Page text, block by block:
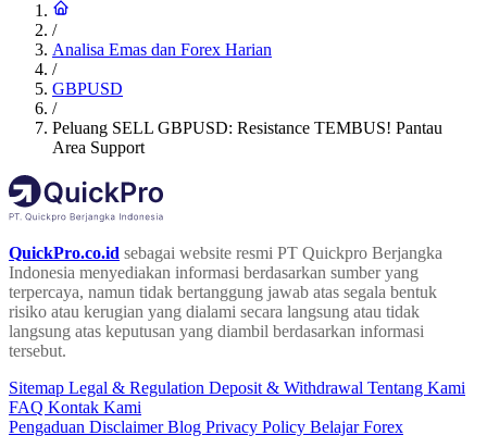
/
Analisa Emas dan Forex Harian
/
GBPUSD
/
Peluang SELL GBPUSD: Resistance TEMBUS! Pantau
Area Support
QuickPro.co.id sebagai website resmi PT Quickpro Berjangka
Indonesia menyediakan informasi berdasarkan sumber yang
terpercaya, namun tidak bertanggung jawab atas segala bentuk
risiko atau kerugian yang dialami secara langsung atau tidak
langsung atas keputusan yang diambil berdasarkan informasi
tersebut.
Sitemap Legal & Regulation Deposit & Withdrawal Tentang Kami
FAQ Kontak Kami
Pengaduan DisclaimerBlog Privacy Policy Belajar Forex